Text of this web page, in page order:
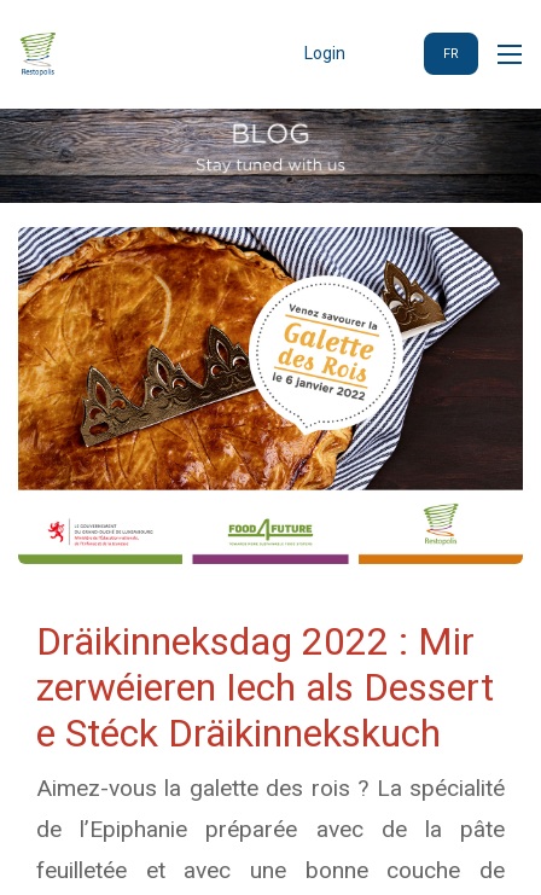
Login FR
Dräikinneksdag 2022 : Mir
zerwéieren Iech als Dessert
e Stéck Dräikinnekskuch
Aimez-vous la galette des rois ? La spécialité
de l’Epiphanie préparée avec de la pâte
feuilletée et avec une bonne couche de